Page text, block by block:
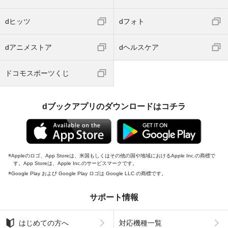
dヒッツ dフォト
dアニメストア dヘルスケア
ドコモスポーツくじ
dブックアプリのダウンロードはコチラ
Appleのロゴ、App Storeは、米国もしくはその他の国や地域におけるApple Inc.の商標で
す。App Storeは、Apple Inc.のサービスマークです。
Google Play および Google Play ロゴは Google LLC の商標です。
サポート情報
はじめての方へ 対応機種一覧